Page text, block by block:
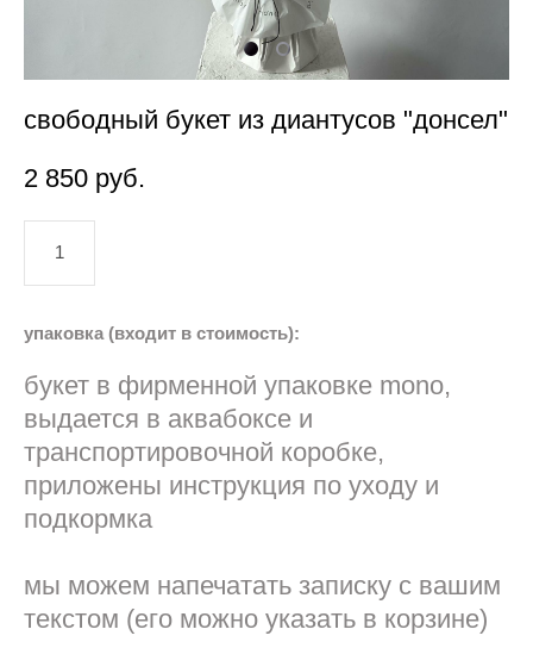
свободный букет из диантусов "донсел"
2 850 pуб.
упаковка (входит в стоимость):
букет в фирменной упаковке mono,
выдается в аквабоксе и
транспортировочной коробке,
приложены инструкция по уходу и
подкормка
мы можем напечатать записку с вашим
текстом (его можно указать в корзине)